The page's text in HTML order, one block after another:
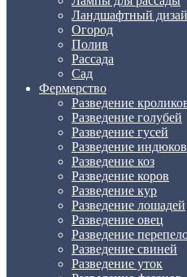
Ландшафтный
Огород
Полив
Рассада
Сад
Фермерство
Разведение
Разведение голубей
Разведение гусей
Разведение индюков
Разведение коз
Разведение коров
Разведение кур
Разведение лошадей
Разведение овец
Разведение
Разведение свиней
Разведение уток